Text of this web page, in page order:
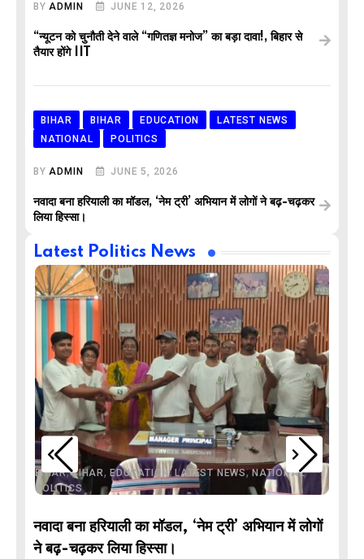
BYADMIN JUNE 12, 2026
“न्यूटन को चुनौती देने वाले “गणितज्ञ मनोज” का बड़ा दावा!, बिहार से
तैयार होंगे IIT
BIHAR BIHAR EDUCATION
LATEST NEWS
NATIONAL
POLITICS
BYADMIN JUNE 5, 2026
नवादा बना हरियाली का मॉडल, ‘नेम ट्री’ अभियान में लोगों ने बढ़-चढ़कर
लिया हिस्सा।
Latest Politics News
BIHAR,BIHAR, EDUCATION,LATEST NEWS,NATIONAL,
POLITICS
नवादा बना हरियाली का मॉडल, ‘नेम ट्री’ अभियान में लोगों
ने बढ़-चढ़कर लिया हिस्सा।